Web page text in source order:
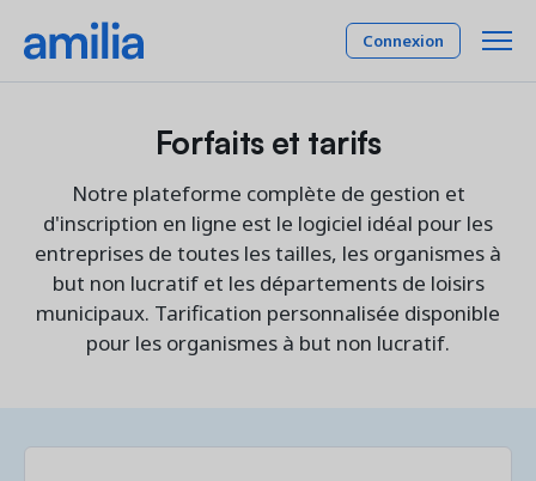
Connexion
SOLUTIONS
Gestion des membres
Expérience et rétention de vos membres
Programmation
Gestion de vos programmes et activités
Industries
INDUSTRIES
Activités parascolaires
Tarifs
Compagnie
Forfaits et tarifs
Notre plateforme complète de gestion et
d'inscription en ligne est le logiciel idéal pour les
entreprises de toutes les tailles, les organismes à
but non lucratif et les départements de loisirs
municipaux. Tarification personnalisée disponible
pour les organismes à but non lucratif.